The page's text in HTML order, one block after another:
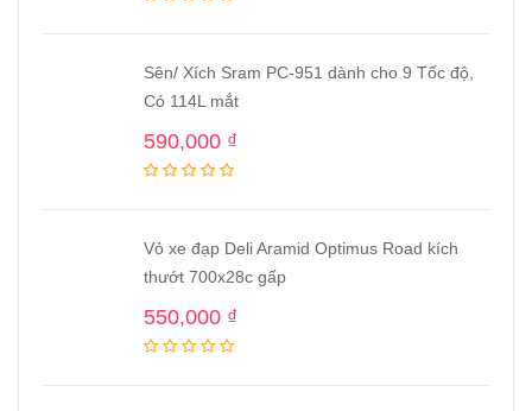
Sên/ Xích Sram PC-951 dành cho 9 Tốc độ,
Có 114L mắt
590,000 ₫
Vỏ xe đạp Deli Aramid Optimus Road kích
thướt 700x28c gấp
550,000 ₫